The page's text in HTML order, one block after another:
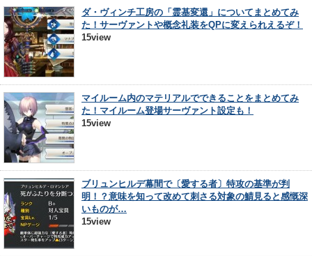
ダ・ヴィンチ工房の「霊基変還」についてまとめてみ
た！サーヴァントや概念礼装をQPに変えられえるぞ！
15view
マイルーム内のマテリアルでできることをまとめてみ
た！マイルーム登場サーヴァント設定も！
15view
ブリュンヒルデ幕間で〔愛する者〕特攻の基準が判
明！？意味を知って改めて刺さる対象の鯖見ると感慨深
いものが…
15view